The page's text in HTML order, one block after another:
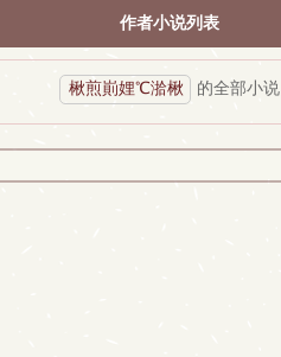
作者小说列表
楸煎崱娌℃湁楸 的全部小说